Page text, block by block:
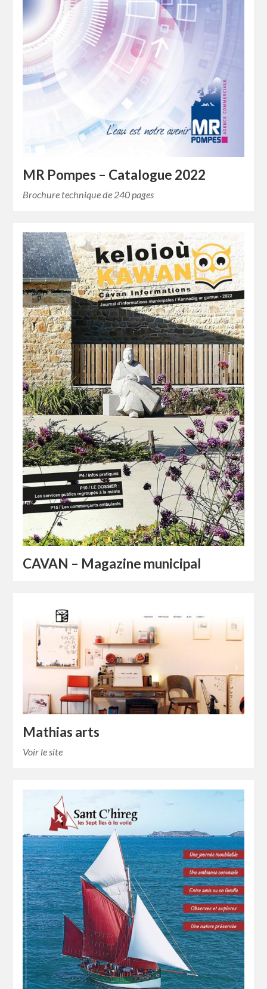
MR Pompes – Catalogue 2022
Brochure technique de 240 pages
CAVAN – Magazine municipal
Mathias arts
Voir le site